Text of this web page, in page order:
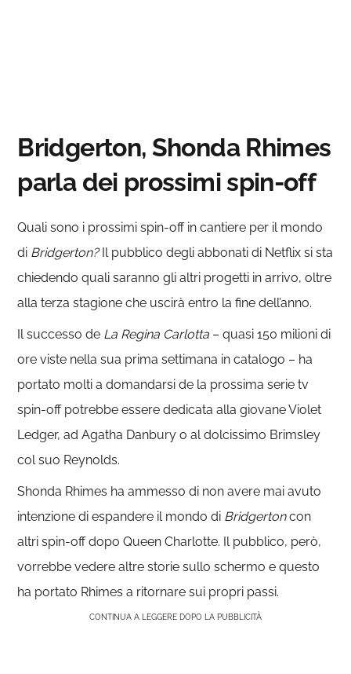
Bridgerton, Shonda Rhimes
parla dei prossimi spin-off
Quali sono i prossimi spin-off in cantiere per il mondo
di Bridgerton?Il pubblico degli abbonati di Netflix si sta
chiedendo quali saranno gli altri progetti in arrivo, oltre
alla terza stagione che uscirà entro la fine dell’anno.
Il successo de La Regina Carlotta – quasi 150 milioni di
ore viste nella sua prima settimana in catalogo – ha
portato molti a domandarsi de la prossima serie tv
spin-off potrebbe essere dedicata alla giovane Violet
Ledger, ad Agatha Danbury o al dolcissimo Brimsley
col suo Reynolds.
Shonda Rhimes ha ammesso di non avere mai avuto
intenzione di espandere il mondo di Bridgertoncon
altri spin-off dopo Queen Charlotte. Il pubblico, però,
vorrebbe vedere altre storie sullo schermo e questo
ha portato Rhimes a ritornare sui propri passi.
CONTINUA A LEGGERE DOPO LA PUBBLICITÀ